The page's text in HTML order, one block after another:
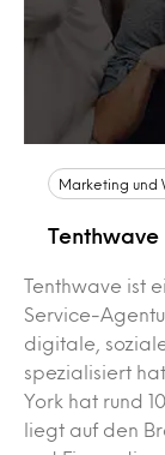
Marketing und
Tenthwave
Tenthwave ist
Service-
digitale,
spezialisiert
York hat rund
liegt auf den